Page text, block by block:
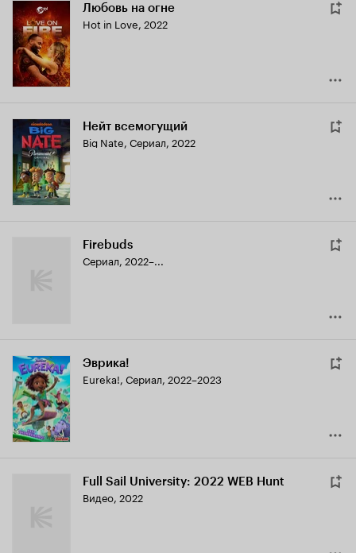
Любовь на огне
Hot in Love, 2022
Нейт всемогущий
Big Nate, Сериал, 2022
Firebuds
Сериал, 2022–...
Эврика!
Eureka!, Сериал, 2022–2023
Full Sail University: 2022 WEB Hunt
Видео, 2022